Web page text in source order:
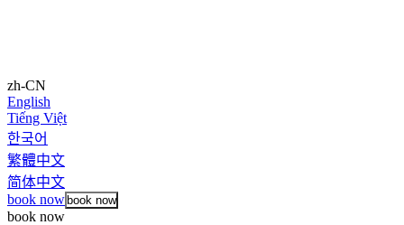
zh-CN
English
Tiếng Việt
한국어
繁體中文
简体中文
book nowbook now
book now